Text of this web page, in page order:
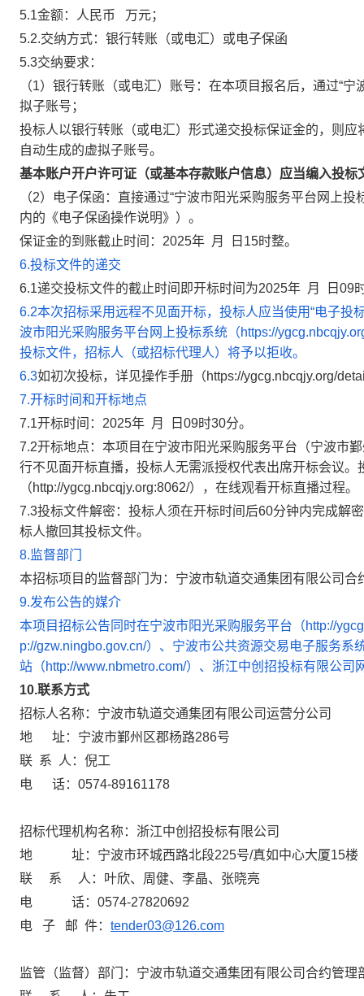
5.1金额：人民币 万元；
5.2.交纳方式：银行转账（或电汇）或电子保函
5.3交纳要求：
（1）银行转账（或电汇）账号：在本项目报名后，通过“
拟子账号；
投标人以银行转账（或电汇）形式递交投标保证金的，则应
自动生成的虚拟子账号。
基本账户开户许可证（或基本存款账户信息）应当编入投标
（2）电子保函：直接通过“宁波市阳光采购服务平台网上
内的《电子保函操作说明》）。
保证金的到账截止时间：2025年 月 日15时整。
6.投标文件的递交
6.1递交投标文件的截止时间即开标时间为2025年 月 日09
6.2本次招标采用远程不见面开标，投标人应当使用“电子投
波市阳光采购服务平台网上投标系统（https://
投标文件，招标人（或招标代理人）将予以拒收。
6.3如初次投标，详见操作手册（https://ygcg.nbcqjy.org/
7.开标时间和开标地点
7.1开标时间：2025年 月 日09时30分。
7.2开标地点：本项目在宁波市阳光采购服务平台（宁波市
行不见面开标直播，投标人无需派授权代表出席开标会议。
（http://ygcg.nbcqjy.org:8062/），在线观看开标直播过程。
7.3投标文件解密：投标人须在开标时间后60分钟内完成解
标人撤回其投标文件。
8.监督部门
本招标项目的监督部门为：宁波市轨道交通集团有限公司合
9.发布公告的媒介
本项目招标公告同时在宁波市阳光采购服务平台（http://
p://gzw.ningbo.gov.cn/）、宁波市公共资源交易电子服务
站（http://www.nbmetro.com/）、浙江中创招投标有限公
10.联系方式
招标人名称：宁波市轨道交通集团有限公司运营分公司
地 址：宁波市鄞州区郡杨路286号
联 系 人：倪工
电 话：0574-89161178
招标代理机构名称：浙江中创招投标有限公司
地 址：宁波市环城西路北段225号/真如中心大厦15楼
联 系 人：叶欣、周健、李晶、张晓亮
电 话：0574-27820692
电 子 邮 件： tender03@126.com
监管（监督）部门：宁波市轨道交通集团有限公司合约管理